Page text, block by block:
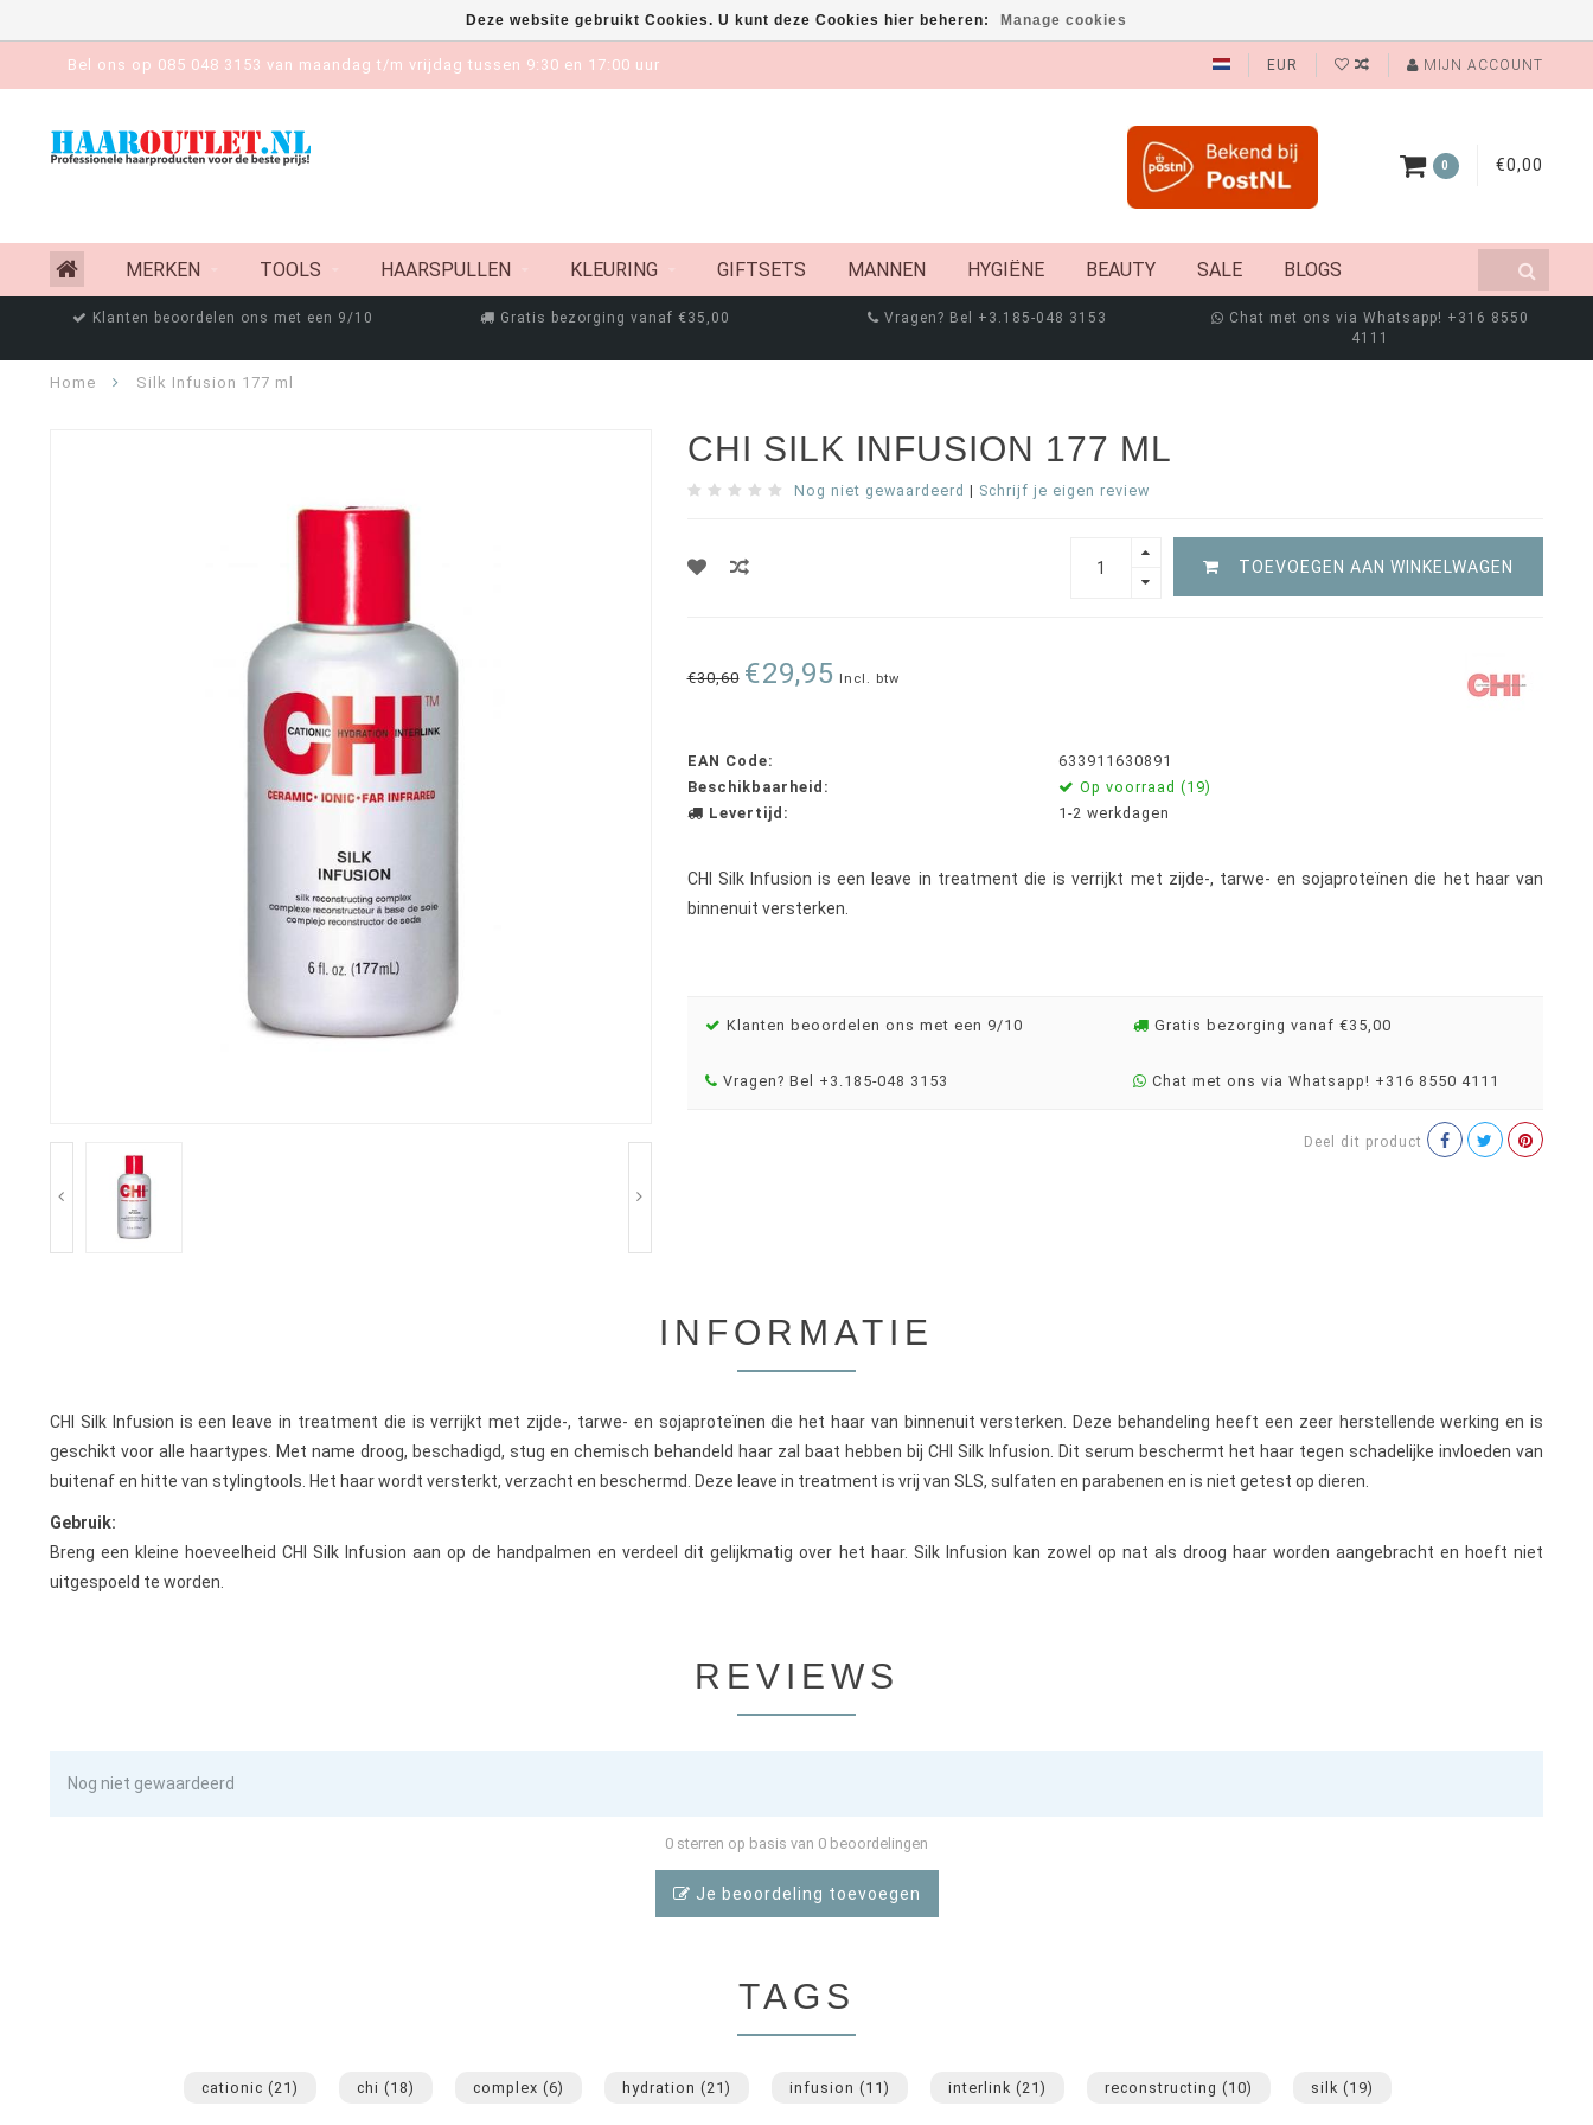
Bel ons op 085 048 3153 van maandag t/m vrijdag tussen 9:30 en 17:00 uur EUR MIJN ACCOUNT
0 €0,00
MERKEN TOOLS HAARSPULLEN KLEURING GIFTSETS MANNEN HYGIËNE BEAUTY SALE BLOGS
Klanten beoordelen ons met een 9/10 Gratis bezorging vanaf €35,00 Vragen? Bel +3.185-048 3153
Chat met ons via Whatsapp! +316 8550
4111
Home Silk Infusion 177 ml
CHI SILK INFUSION 177 ML
Nog niet gewaardeerd | Schrijf je eigen review
TOEVOEGEN AAN WINKELWAGEN
€30,60 €29,95 Incl. btw
EAN Code:
633911630891
Beschikbaarheid:
Op voorraad (19)
Levertijd:
1-2 werkdagen
CHI Silk Infusion is een leave in treatment die is verrijkt met zijde-, tarwe- en sojaproteïnen die het haar van
binnenuit versterken.
Klanten beoordelen ons met een 9/10 Gratis bezorging vanaf €35,00
Vragen? Bel +3.185-048 3153 Chat met ons via Whatsapp! +316 8550 4111
Deel dit product
INFORMATIE
CHI Silk Infusion is een leave in treatment die is verrijkt met zijde-, tarwe- en sojaproteïnen die het haar van binnenuit versterken. Deze behandeling heeft een zeer herstellende werking en is
geschikt voor alle haartypes. Met name droog, beschadigd, stug en chemisch behandeld haar zal baat hebben bij CHI Silk Infusion. Dit serum beschermt het haar tegen schadelijke invloeden van
buitenaf en hitte van stylingtools. Het haar wordt versterkt, verzacht en beschermd. Deze leave in treatment is vrij van SLS, sulfaten en parabenen en is niet getest op dieren.
Gebruik:
Breng een kleine hoeveelheid CHI Silk Infusion aan op de handpalmen en verdeel dit gelijkmatig over het haar. Silk Infusion kan zowel op nat als droog haar worden aangebracht en hoeft niet
uitgespoeld te worden.
REVIEWS
Nog niet gewaardeerd
0 sterren op basis van 0 beoordelingen
Je beoordeling toevoegen
TAGS
cationic (21) chi (18) complex (6) hydration (21) infusion (11) interlink (21) reconstructing (10) silk (19)
Deze website gebruikt Cookies. U kunt deze Cookies hier beheren: Manage cookies